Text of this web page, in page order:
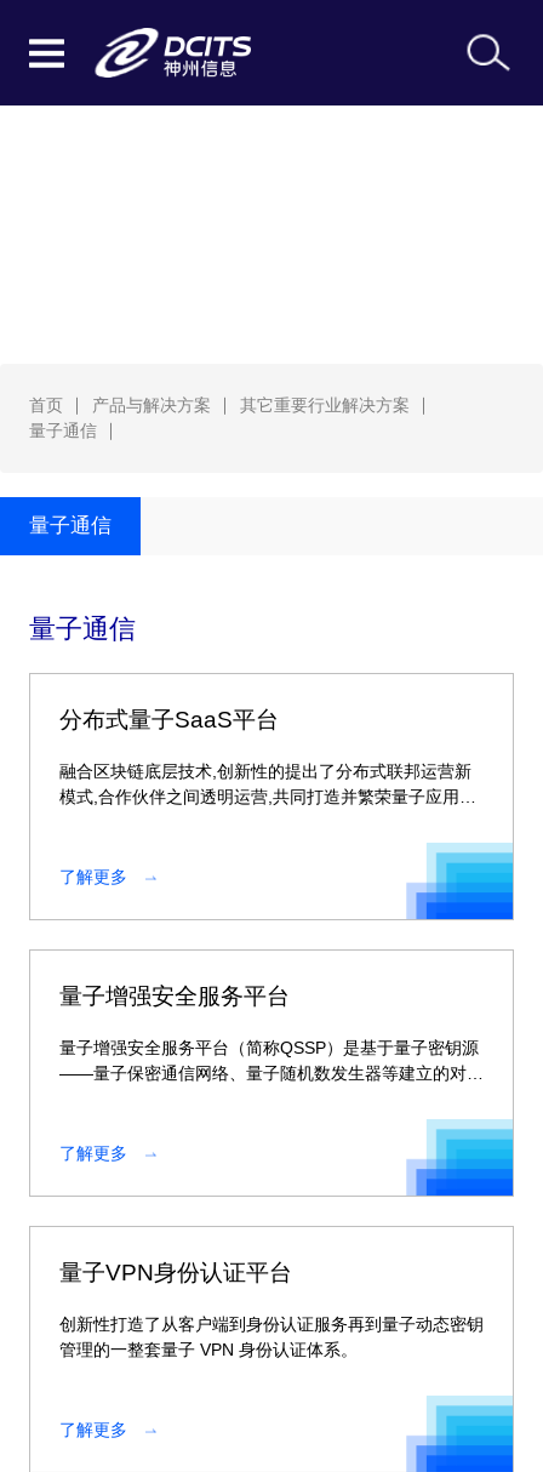
首页 产品与解决方案
其它重要行业解决方案
量子通信
量子通信
量子通信
分布式量子SaaS平台
融合区块链底层技术,创新性的提出了分布式联邦运营新
模式,合作伙伴之间透明运营,共同打造并繁荣量子应用生
了解更多
量子增强安全服务平台
量子增强安全服务平台（简称QSSP）是基于量子密钥源
——量子保密通信网络、量子随机数发生器等建立的对称
了解更多
量子VPN身份认证平台
创新性打造了从客户端到身份认证服务再到量子动态密钥
管理的一整套量子 VPN 身份认证体系。
了解更多